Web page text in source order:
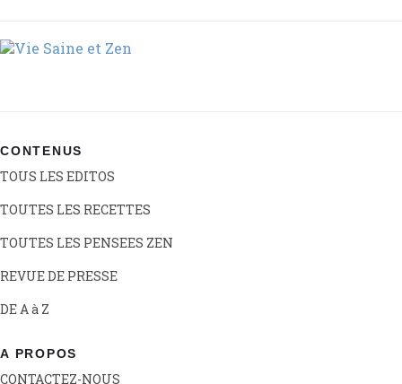
CONTENUS
TOUS LES EDITOS
TOUTES LES RECETTES
TOUTES LES PENSEES ZEN
REVUE DE PRESSE
DE A à Z
A PROPOS
CONTACTEZ-NOUS